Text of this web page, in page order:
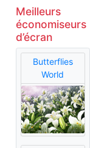
Meilleurs
économiseurs
d’écran
Butterflies
World